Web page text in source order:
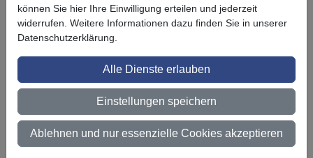
Preisschutz für unsere Kunden
Persönliche Beratung und Betreuung
Keine Mindestbestellmenge
Ab 300 € Nettowarenwert versandkostenfrei (innerhalb
Zertifiziert nach ISO 9001
können Sie hier Ihre Einwilligung erteilen und jederzeit
widerrufen. Weitere Informationen dazu finden Sie in unserer
Datenschutzerklärung.
Alle Dienste erlauben
Einstellungen speichern
Ablehnen und nur essenzielle Cookies akzeptieren